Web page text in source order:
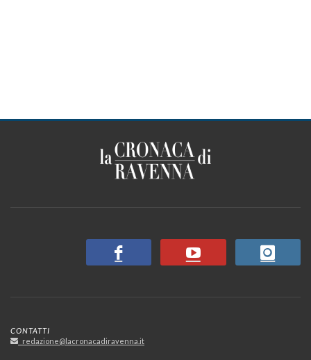
CONTATTI
redazione@lacronacadiravenna.it